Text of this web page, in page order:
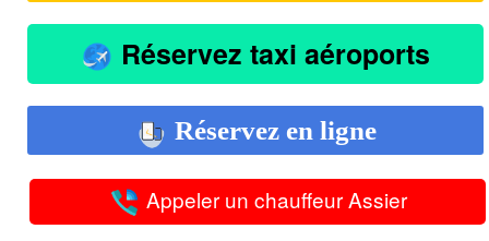
Réservez taxi aéroports
Réservez en ligne
Appeler un chauffeur Assier